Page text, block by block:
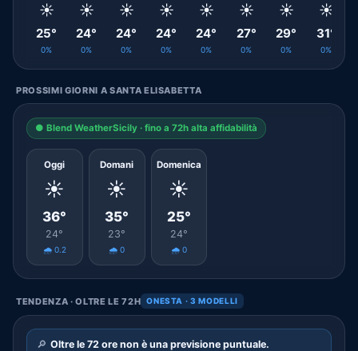
☀️
25°
0%
☀️
24°
0%
☀️
24°
0%
☀️
24°
0%
☀️
24°
0%
☀️
27°
0%
☀️
29°
0%
☀️
31°
0%
PROSSIMI GIORNI A SANTA ELISABETTA
● Blend WeatherSicily · fino a 72h alta affidabilità
Oggi
☀️
36°
24°
🌧️ 0.2
Domani
☀️
35°
23°
🌧️ 0
Domenica
☀️
25°
24°
🌧️ 0
TENDENZA · OLTRE LE 72H ONESTA · 3 MODELLI
🔎 Oltre le 72 ore non è una previsione puntuale.